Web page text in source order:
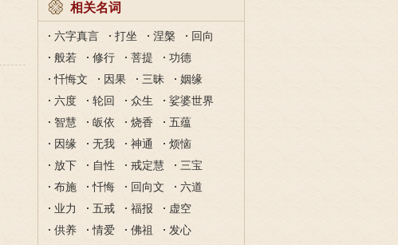
相关名词
六字真言 打坐 涅槃
回向
般若
修行 菩提
功德
忏悔文
因果 三昧
姻缘
六度
轮回 众生
娑婆世界
智慧
皈依 烧香
五蕴
因缘
无我 神通
烦恼
放下
自性 戒定慧
三宝
布施
忏悔 回向文
六道
业力
五戒 福报
虚空
供养
情爱 佛祖 发心